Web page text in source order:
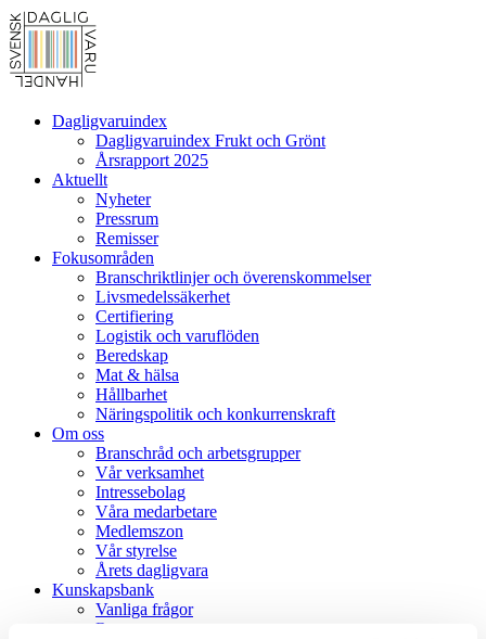
Dagligvaruindex
Dagligvaruindex Frukt och Grönt
Årsrapport 2025
Aktuellt
Nyheter
Pressrum
Remisser
Fokusområden
Branschriktlinjer och överenskommelser
Livsmedelssäkerhet
Certifiering
Logistik och varuflöden
Beredskap
Mat & hälsa
Hållbarhet
Näringspolitik och konkurrenskraft
Om oss
Branschråd och arbetsgrupper
Vår verksamhet
Intressebolag
Våra medarbetare
Medlemszon
Vår styrelse
Årets dagligvara
Kunskapsbank
Vanliga frågor
Rapporter